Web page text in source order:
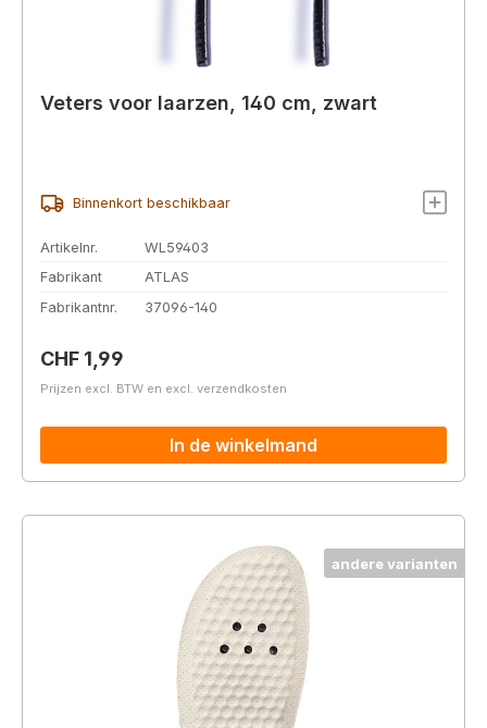
Veters voor laarzen, 140 cm, zwart
Binnenkort beschikbaar
Artikelnr.
WL59403
Fabrikant
ATLAS
Fabrikantnr.
37096-140
Normale prijs:
CHF 1,99
Prijzen excl. BTW en excl. verzendkosten
In de winkelmand
andere varianten